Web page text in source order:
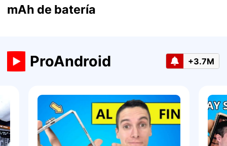
mAh de batería
ProAndroid +3.7M